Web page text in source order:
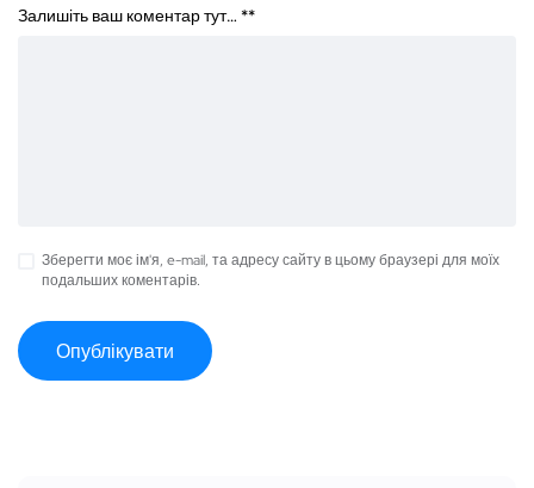
Залишіть ваш коментар тут… **
Зберегти моє ім'я, e-mail, та адресу сайту в цьому браузері для моїх
подальших коментарів.